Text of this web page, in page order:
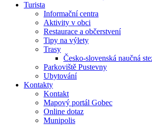
Turista
Informační centra
Aktivity v obci
Restaurace a občerstvení
Tipy na výlety
Trasy
Česko-slovenská naučná
Parkoviště Pustevny
Ubytování
Kontakty
Kontakt
Mapový portál Gobec
Online dotaz
Munipolis